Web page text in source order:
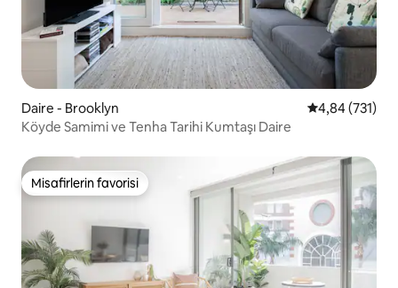
Daire - Brooklyn 5 üzerinden
4,84 (731)
Köyde Samimi ve Tenha Tarihi Kumtaşı Daire
Misafirlerin favorisi
Misafirlerin favorisi